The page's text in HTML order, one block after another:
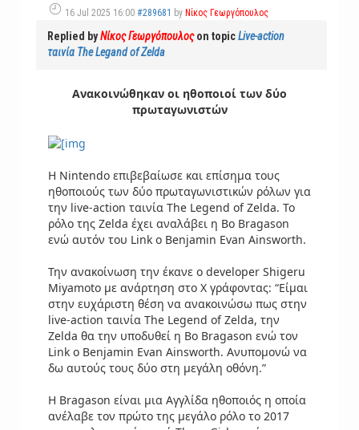
16 Jul 2025 16:00 #289681 by Νίκος Γεωργόπουλος
Replied byΝίκος Γεωργόπουλοςon topicLive-action
ταινία The Legand of Zelda
Ανακοινώθηκαν οι ηθοποιοί των δύο
πρωταγωνιστών
Η Nintendo επιβεβαίωσε και επίσημα τους
ηθοποιούς των δύο πρωταγωνιστικών ρόλων για
την live-action ταινία The Legend of Zelda. Το
ρόλο της Zelda έχει αναλάβει η Bo Bragason
ενώ αυτόν του Link ο Benjamin Evan Ainsworth.
Την ανακοίνωση την έκανε ο developer Shigeru
Miyamoto με ανάρτηση στο X γράφοντας: “Είμαι
στην ευχάριστη θέση να ανακοινώσω πως στην
live-action ταινία The Legend of Zelda, την
Zelda θα την υποδυθεί η Bo Bragason ενώ τον
Link ο Benjamin Evan Ainsworth. Ανυπομονώ να
δω αυτούς τους δύο στη μεγάλη οθόνη.”
Η Bragason είναι μια Αγγλίδα ηθοποιός η οποία
ανέλαβε τον πρώτο της μεγάλο ρόλο το 2017